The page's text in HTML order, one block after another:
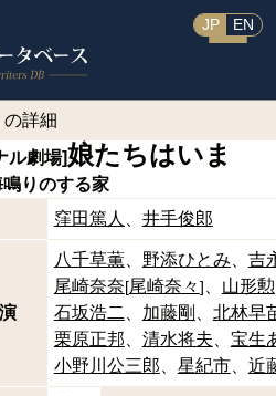
JP EN
の詳細
ル劇場]娘たちはいま
りのする家
窪田篤人 井手俊郎
八千草薫 野添ひとみ
吉
尾崎奈奈 [尾崎奈々 ]
山形勲
石坂浩二
加藤剛
北林早
栗原正邦
清水将夫
宝生
小野川公三郎
星紀市 近